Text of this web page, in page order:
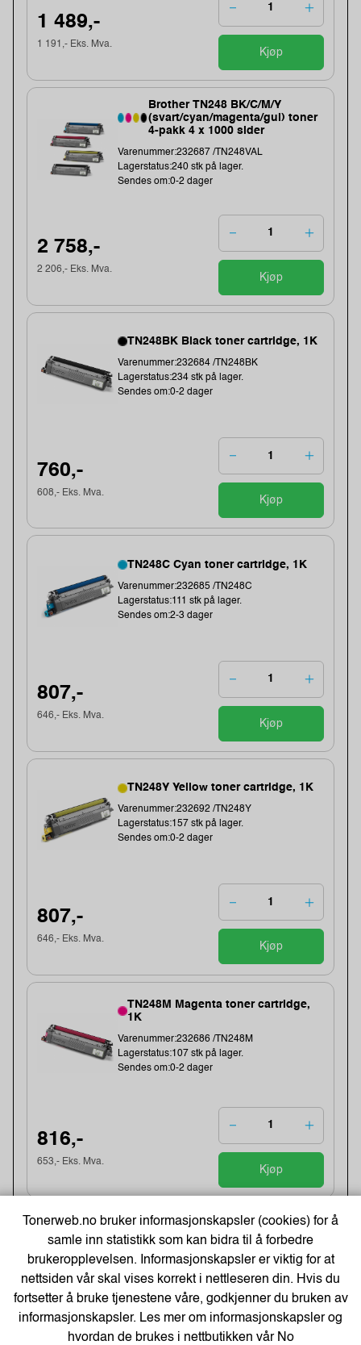
1 489,-
1 191,- Eks. Mva.
Kjøp
Brother TN248 BK/C/M/Y
(svart/cyan/magenta/gul) toner
4-pakk 4 x 1000 sider
Varenummer:232687 /TN248VAL
Lagerstatus:240 stk på lager.
Sendes om:0-2 dager
2 758,-
2 206,- Eks. Mva.
Kjøp
TN248BK Black toner cartridge, 1K
Varenummer:232684 /TN248BK
Lagerstatus:234 stk på lager.
Sendes om:0-2 dager
760,-
608,- Eks. Mva.
Kjøp
TN248C Cyan toner cartridge, 1K
Varenummer:232685 /TN248C
Lagerstatus:111 stk på lager.
Sendes om:2-3 dager
807,-
646,- Eks. Mva.
Kjøp
TN248Y Yellow toner cartridge, 1K
Varenummer:232692 /TN248Y
Lagerstatus:157 stk på lager.
Sendes om:0-2 dager
807,-
646,- Eks. Mva.
Kjøp
TN248M Magenta toner cartridge,
1K
Varenummer:232686 /TN248M
Lagerstatus:107 stk på lager.
Sendes om:0-2 dager
816,-
653,- Eks. Mva.
Kjøp
BU229CL Belt unit (60k)
Varenummer:232676 /BU229CL
Sendes om:1-3 dager
Tonerweb.no bruker informasjonskapsler (cookies) for å
samle inn statistikk som kan bidra til å forbedre
brukeropplevelsen. Informasjonskapsler er viktig for at
nettsiden vår skal vises korrekt i nettleseren din. Hvis du
fortsetter å bruke tjenestene våre, godkjenner du bruken av
informasjonskapsler. Les mer om informasjonskapsler og
hvordan de brukes i nettbutikken vårNo